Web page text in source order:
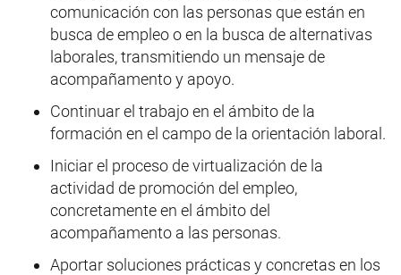
comunicación con las personas que están en
busca de empleo o en la busca de alternativas
laborales, transmitiendo un mensaje de
acompañamento y apoyo.
Continuar el trabajo en el ámbito de la
formación en el campo de la orientación laboral.
Iniciar el proceso de virtualización de la
actividad de promoción del empleo,
concretamente en el ámbito del
acompañamento a las personas.
Aportar soluciones prácticas y concretas en los